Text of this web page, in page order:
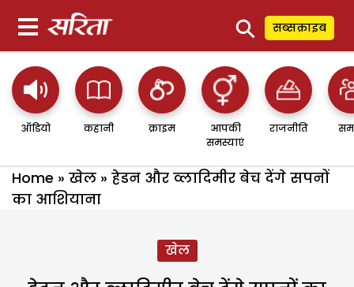
⚲ सब्सक्राइब
ऑडियो कहानी क्राइम
आपकी
समस्याएं
राजनीति
Home » खेल » हेडन और व्लादिमीर बेच देंगे सपनों
का आशियाना
खेल